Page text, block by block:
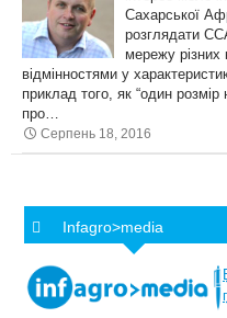
Сахарської
розглядати
мережу різних
відмінностями у
приклад того, як “один
про…
Серпень 18, 2016
Infagro>media